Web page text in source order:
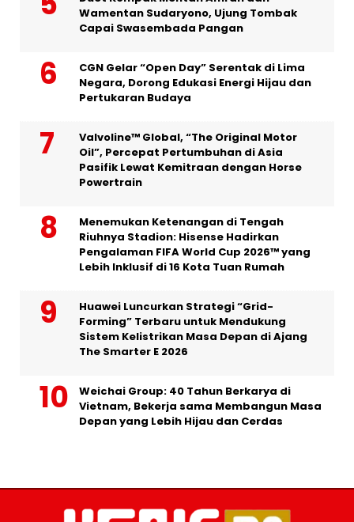
Wamentan Sudaryono, Ujung Tombak
Capai Swasembada Pangan
CGN Gelar “Open Day” Serentak di Lima
Negara, Dorong Edukasi Energi Hijau dan
Pertukaran Budaya
Valvoline™ Global, “The Original Motor
Oil”, Percepat Pertumbuhan di Asia
Pasifik Lewat Kemitraan dengan Horse
Powertrain
Menemukan Ketenangan di Tengah
Riuhnya Stadion: Hisense Hadirkan
Pengalaman FIFA World Cup 2026™ yang
Lebih Inklusif di 16 Kota Tuan Rumah
Huawei Luncurkan Strategi “Grid-
Forming” Terbaru untuk Mendukung
Sistem Kelistrikan Masa Depan di Ajang
The Smarter E 2026
Weichai Group: 40 Tahun Berkarya di
Vietnam, Bekerja sama Membangun Masa
Depan yang Lebih Hijau dan Cerdas